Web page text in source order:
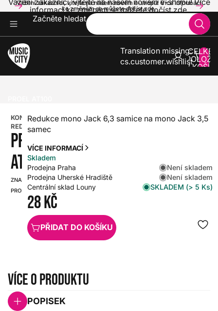
Vážení zákazníci, vítejte na našem novém e-shopu! Více informací
ke změnám se můžete dočíst zde.
Vážení zákazníci, vítejte na našem novém e-shopu! Více
informací ke změnám se můžete dočíst zde.
Začněte hledat
Translation missing:
cs.customer.wishlist
V
0
KONEKTOROVÉ
REDUKCE
PROEL
AT100
ZNAČKA:
PROEL
SKU:
HX0000000030405
Redukce mono Jack 6,3 samice na mono Jack 3,5
samec
VÍCE INFORMACÍ
Skladem
Prodejna Praha
Není skladem
Prodejna Uherské Hradiště
Není skladem
Centrální sklad Louny
SKLADEM (> 5 Ks)
28 Kč
PŘIDAT DO KOŠÍKU
Více o produktu
POPISEK